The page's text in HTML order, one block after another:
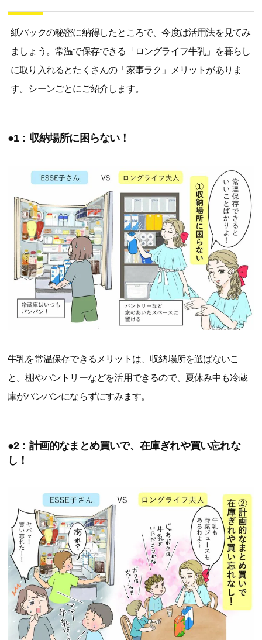
紙パックの秘密に納得したところで、今度は活用法を見てみ
ましょう。常温で保存できる「ロングライフ牛乳」を暮らし
に取り入れるとたくさんの「家事ラク」メリットがありま
す。シーンごとにご紹介します。
●1：収納場所に困らない！
牛乳を常温保存できるメリットは、収納場所を選ばないこ
と。棚やパントリーなどを活用できるので、夏休み中も冷蔵
庫がパンパンにならずにすみます。
●2：計画的なまとめ買いで、在庫ぎれや買い忘れな
し！